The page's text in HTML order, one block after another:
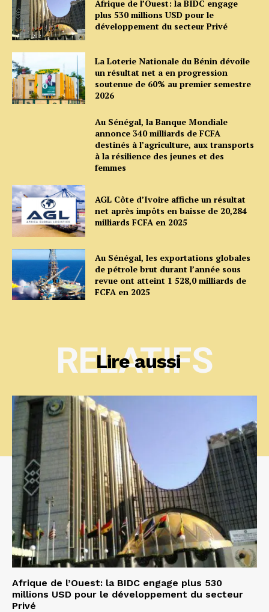
Afrique de l’Ouest: la BIDC engage
plus 530 millions USD pour le
développement du secteur Privé
La Loterie Nationale du Bénin dévoile
un résultat net a en progression
soutenue de 60% au premier semestre
2026
Au Sénégal, la Banque Mondiale
annonce 340 milliards de FCFA
destinés à l’agriculture, aux transports
à la résilience des jeunes et des
femmes
AGL Côte d’Ivoire affiche un résultat
net après impôts en baisse de 20,284
milliards FCFA en 2025
Au Sénégal, les exportations globales
de pétrole brut durant l’année sous
revue ont atteint 1 528,0 milliards de
FCFA en 2025
Lire aussi
RELATIFS
Afrique de l’Ouest: la BIDC engage plus 530
millions USD pour le développement du secteur
Privé